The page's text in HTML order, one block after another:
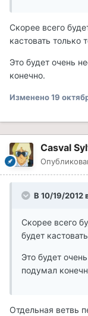
Скорее всего
кастовать только
Это будет очень
конечно.
Изменено19
Casval
В 10/19/2012
Скорее всего
будет
Это будет
подумал
Отдельная ветвь